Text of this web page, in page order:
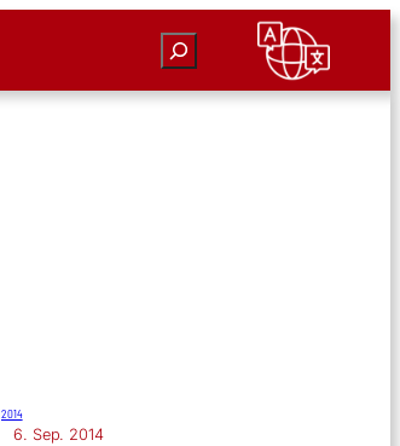
Suchen
2014
6. Sep. 2014